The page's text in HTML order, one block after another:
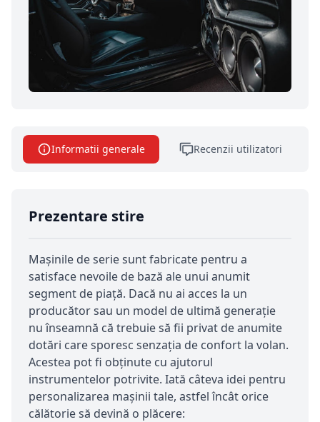
Informatii generale Recenzii utilizatori
Prezentare stire
Maşinile de serie sunt fabricate pentru a
satisface nevoile de bază ale unui anumit
segment de piaţă. Dacă nu ai acces la un
producător sau un model de ultimă generaţie
nu înseamnă că trebuie să fii privat de anumite
dotări care sporesc senzaţia de confort la volan.
Acestea pot fi obţinute cu ajutorul
instrumentelor potrivite. Iată câteva idei pentru
personalizarea maşinii tale, astfel încât orice
călătorie să devină o plăcere: